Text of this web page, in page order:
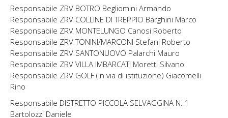
Responsabile ZRV BOTRO Begliomini Armando
Responsabile ZRV COLLINE DI TREPPIO Barghini Marco
Responsabile ZRV MONTELUNGO Canosi Roberto
Responsabile ZRV TONINI/MARCONI Stefani Roberto
Responsabile ZRV SANTONUOVO Palarchi Mauro
Responsabile ZRV VILLA IMBARCATI Moretti Silvano
Responsabile ZRV GOLF (in via di istituzione) Giacomelli
Rino
Responsabile DISTRETTO PICCOLA SELVAGGINA N. 1
Bartolozzi Daniele